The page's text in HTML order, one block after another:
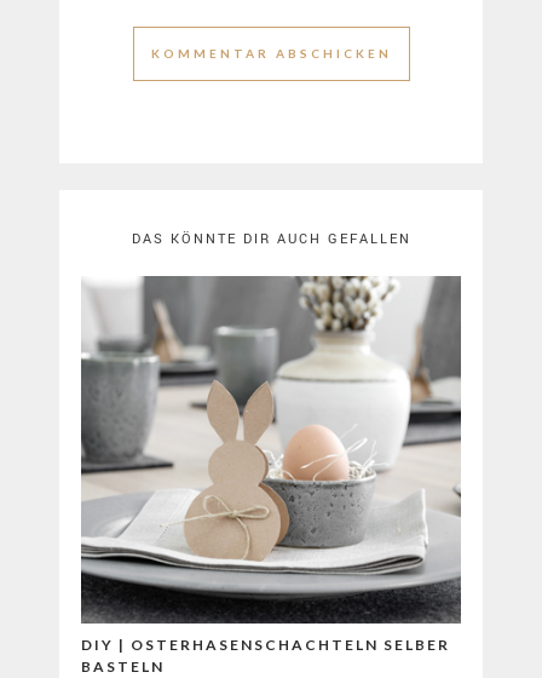
DAS KÖNNTE DIR AUCH GEFALLEN
DIY | OSTERHASENSCHACHTELN SELBER
BASTELN